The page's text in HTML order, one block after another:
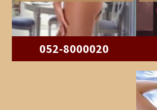
052-8000020